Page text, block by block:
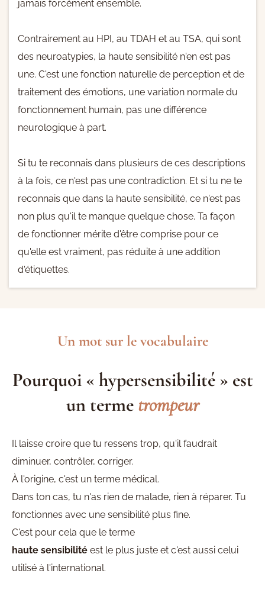
jamais forcément ensemble.
Contrairement au HPI, au TDAH et au TSA, qui sont
des neuroatypies, la haute sensibilité n'en est pas
une. C'est une fonction naturelle de perception et de
traitement des émotions, une variation normale du
fonctionnement humain, pas une différence
neurologique à part.
Si tu te reconnais dans plusieurs de ces descriptions
à la fois, ce n'est pas une contradiction. Et si tu ne te
reconnais que dans la haute sensibilité, ce n'est pas
non plus qu'il te manque quelque chose. Ta façon
de fonctionner mérite d'être comprise pour ce
qu'elle est vraiment, pas réduite à une addition
d'étiquettes.
Un mot sur le vocabulaire
Pourquoi « hypersensibilité » est
un terme trompeur
Il laisse croire que tu ressens trop, qu'il faudrait
diminuer, contrôler, corriger.
À l'origine, c'est un terme médical.
Dans ton cas, tu n'as rien de malade, rien à réparer. Tu
fonctionnes avec une sensibilité plus fine.
C'est pour cela que le terme
haute sensibilité est le plus juste et c'est aussi celui
utilisé à l'international.